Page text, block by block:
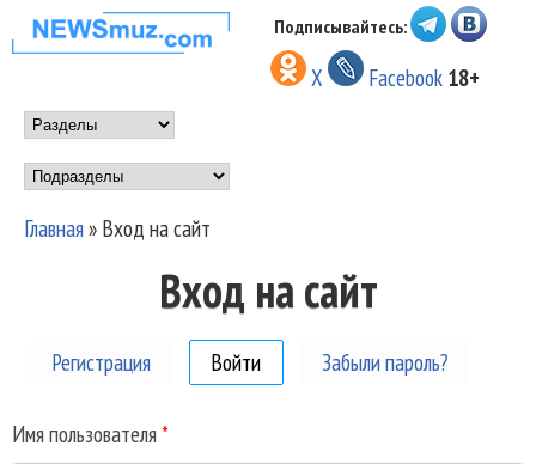
Перейти к основному
содержанию
НОВОСТИ
МУЗЫКИ И
ШОУ БИЗНЕСА
NEWSMUZ.COM
Подписывайтесь:
X Facebook 18+
Main menu
Подразделы
Вы здесь
Главная» Вход на сайт
Вход на сайт
Регистрация Войти (активная вкладка)
Забыли пароль?
Имя пользователя *